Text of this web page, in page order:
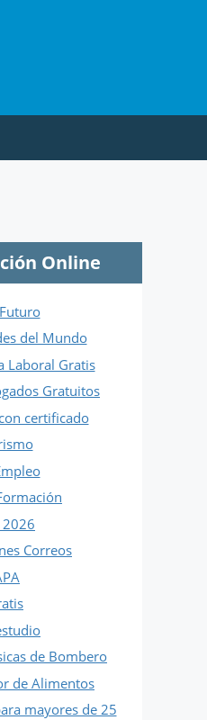
Online
del Mundo
Laboral Gratis
Gratuitos
certificado
2026
Correos
de Bombero
de Alimentos
mayores de 25